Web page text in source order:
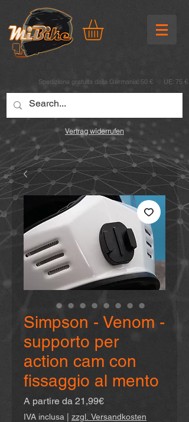
Spedizione gratuita dalla Germania: 50 € UE: 75 €
Vertrag widerrufen
Simpson - Venom -
supporto per
action cam con
fissaggio al mento
A partire da 21,99€Prezzo
scontato
IVA inclusa zzgl. Versandkosten